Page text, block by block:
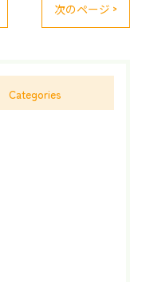
次のページ >
Categories